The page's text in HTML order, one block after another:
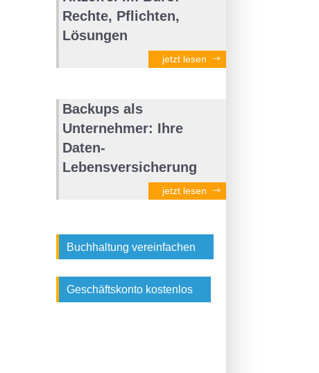
Rechte, Pflichten,
Lösungen
jetzt lesen
Backups als
Unternehmer: Ihre
Daten-
Lebensversicherung
jetzt lesen
Buchhaltung vereinfachen
Geschäftskonto kostenlos